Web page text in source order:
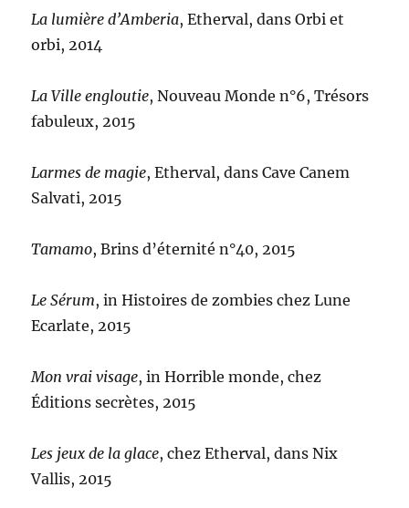
La lumière d’Amberia, Etherval, dans Orbi et
orbi, 2014
La Ville engloutie, Nouveau Monde n°6, Trésors
fabuleux, 2015
Larmes de magie, Etherval, dans Cave Canem
Salvati, 2015
Tamamo, Brins d’éternité n°40, 2015
Le Sérum, in Histoires de zombies chez Lune
Ecarlate, 2015
Mon vrai visage, in Horrible monde, chez
Éditions secrètes, 2015
Les jeux de la glace, chez Etherval, dans Nix
Vallis, 2015